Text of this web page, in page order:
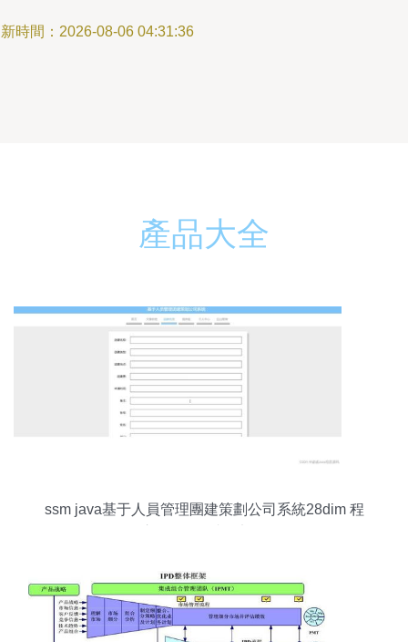
時間：2026-08-06 04:31:36
產品大全
ssm java基于人員管理團建策劃公司系統28dim 程